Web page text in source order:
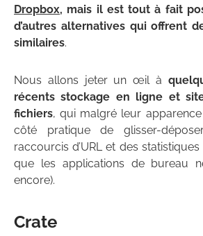
Dropbox, mais il est tout à fait
d’autres alternatives qui offrent
similaires.
Nous allons jeter un œil à
récents stockage en ligne et
fichiers, qui malgré leur
côté pratique de glisser-
raccourcis d’URL et des
que les applications de bureau
encore).
Crate